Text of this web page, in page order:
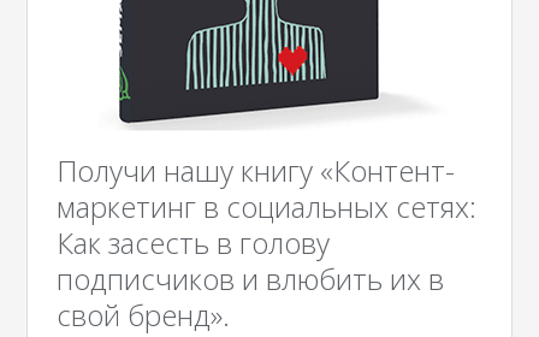
Получи нашу книгу «Контент-
маркетинг в социальных сетях:
Как засесть в голову
подписчиков и влюбить их в
свой бренд».